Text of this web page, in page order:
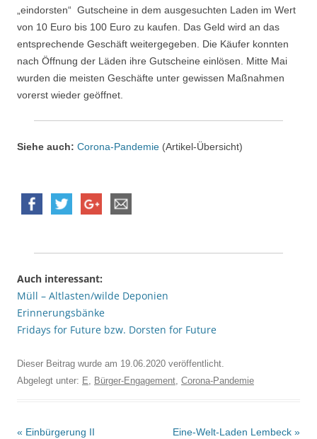
„eindorsten“ Gutscheine in dem ausgesuchten Laden im Wert
von 10 Euro bis 100 Euro zu kaufen. Das Geld wird an das
entsprechende Geschäft weitergegeben. Die Käufer konnten
nach Öffnung der Läden ihre Gutscheine einlösen. Mitte Mai
wurden die meisten Geschäfte unter gewissen Maßnahmen
vorerst wieder geöffnet.
Siehe auch: Corona-Pandemie (Artikel-Übersicht)
Auch interessant:
Müll – Altlasten/wilde Deponien
Erinnerungsbänke
Fridays for Future bzw. Dorsten for Future
Dieser Beitrag wurde am 19.06.2020 veröffentlicht.
Abgelegt unter: E Bürger-Engagement Corona-Pandemie
Beitrags-
« Einbürgerung II Eine-Welt-Laden Lembeck »